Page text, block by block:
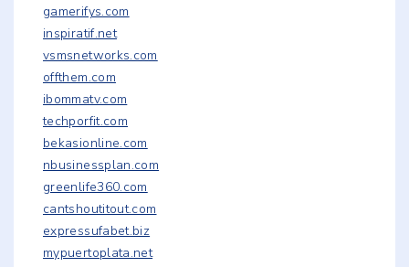
gamerifys.com
inspiratif.net
vsmsnetworks.com
offthem.com
ibommatv.com
techporfit.com
bekasionline.com
nbusinessplan.com
greenlife360.com
cantshoutitout.com
expressufabet.biz
mypuertoplata.net